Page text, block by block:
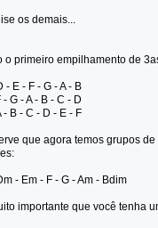
os demais...
o primeiro empilhamento de
- E - F - G - A - B
- G - A - B - C - D
- B - C - D - E - F
que agora temos grupos
- Em - F - G - Am - Bdim
importante que você tenha